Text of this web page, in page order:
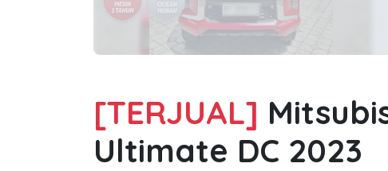
[TERJUAL]
Ultimate DC 2023